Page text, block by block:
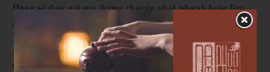
Hàng sẽ được gửi qua đường chuyển phát nhanh hoặc Bưu
điện theo thông tin khách hàng cung cấp.
Khách hàng nhận hàng, kiểm tra hàng (đồng kiểm) rồi mới
thanh toán tiền cho nhân viên giao nhận.